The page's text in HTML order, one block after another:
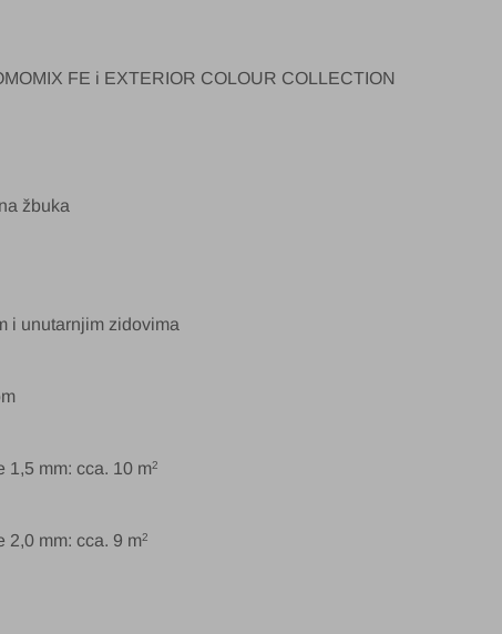
FE i EXTERIOR COLOUR COLLECTION
žbuka
i unutarnjim zidovima
1,5 mm: cca. 10 m2
2,0 mm: cca. 9 m2